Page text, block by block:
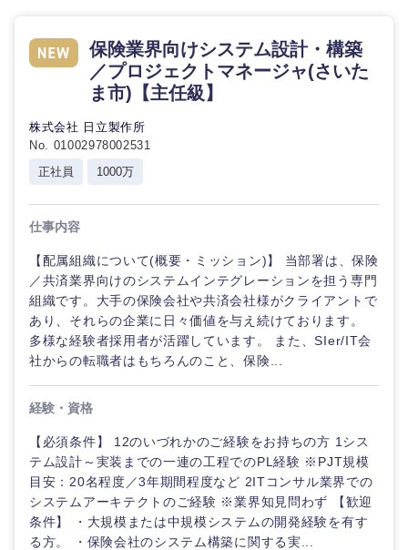
コンサル
タント
専門職
技術職
（IT）、
作、ゲー
技術職
（モノづ
くり）
職
メディカ
ル
不動産専
門職
技術職（IT）、Webサービス・制作、ゲーム
技術職（モノづくり）
金融専門職
メディカル
不動産専門職
建設・施工管理
事務職
その他
小売・通販・外食
IT・通信
コンサル・シンクタンク
広告・宣伝・印刷
マスメディア
エンターテイメント
法律・特許事務所・監査法人
人材・アウトソーシング
関東地方
茨城県 栃木県
群馬県 埼玉県
転勤なし 海外勤務あり
フルリモート
保険業界向けシステム設計・構築
／プロジェクトマネージャ(さいた
ま市)【主任級】
株式会社 日立製作所
No. 01002978002531
正社員
1000万
仕事内容
【配属組織について(概要・ミッション)】 当部署は、保険
／共済業界向けのシステムインテグレーションを担う専門
組織です。大手の保険会社や共済会社様がクライアントで
あり、それらの企業に日々価値を与え続けております。
多様な経験者採用者が活躍しています。 また、SIer/IT会
社からの転職者はもちろんのこと、保険...
経験・資格
【必須条件】 12のいづれかのご経験をお持ちの方 1シス
テム設計～実装までの一連の工程でのPL経験 ※PJT規模
目安：20名程度／3年期間程度など 2ITコンサル業界での
システムアーキテクトのご経験 ※業界知見問わず 【歓迎
条件】 ・大規模または中規模システムの開発経験を有す
る方。 ・保険会社のシステム構築に関する実...